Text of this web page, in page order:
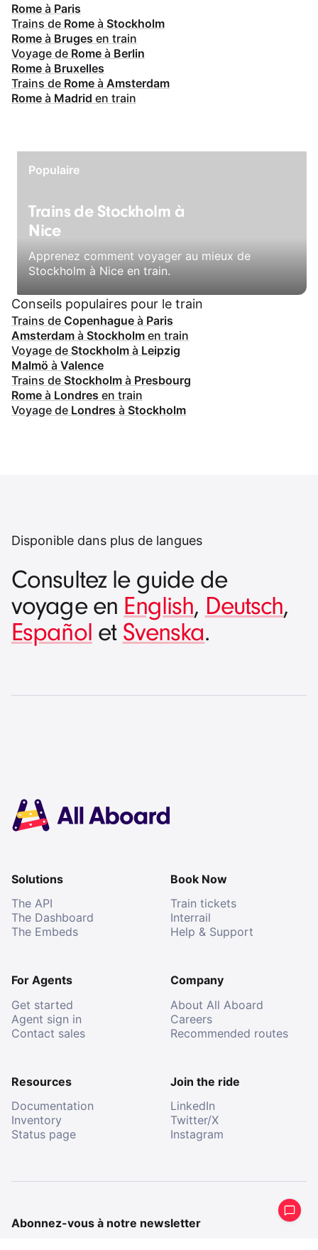
Rome à Paris
Trains de Rome à Stockholm
Rome à Bruges en train
Voyage de Rome à Berlin
Rome à Bruxelles
Trains de Rome à Amsterdam
Rome à Madrid en train
Populaire
Trains de Stockholm à
Nice
Apprenez comment voyager au mieux de
Stockholm à Nice en train.
Conseils populaires pour le train
Trains de Copenhague à Paris
Amsterdam à Stockholm en train
Voyage de Stockholm à Leipzig
Malmö à Valence
Trains de Stockholm à Presbourg
Rome à Londres en train
Voyage de Londres à Stockholm
Disponible dans plus de langues
Consultez le guide de
voyage en English, Deutsch,
Español et Svenska.
Solutions
The API
The Dashboard
The Embeds
Book Now
Train tickets
Interrail
Help & Support
For Agents
Get started
Agent sign in
Contact sales
Company
About All Aboard
Careers
Recommended routes
Resources
Documentation
Inventory
Status page
Join the ride
LinkedIn
Twitter/X
Instagram
Abonnez-vous à notre newsletter